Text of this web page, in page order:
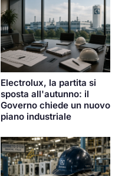
Electrolux, la partita si
sposta all'autunno: il
Governo chiede un nuovo
piano industriale